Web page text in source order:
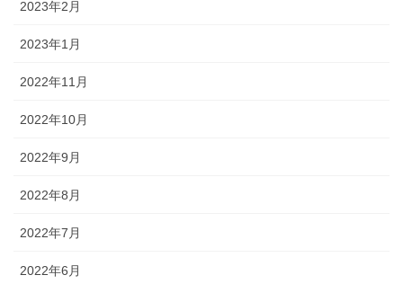
2023年2月
2023年1月
2022年11月
2022年10月
2022年9月
2022年8月
2022年7月
2022年6月